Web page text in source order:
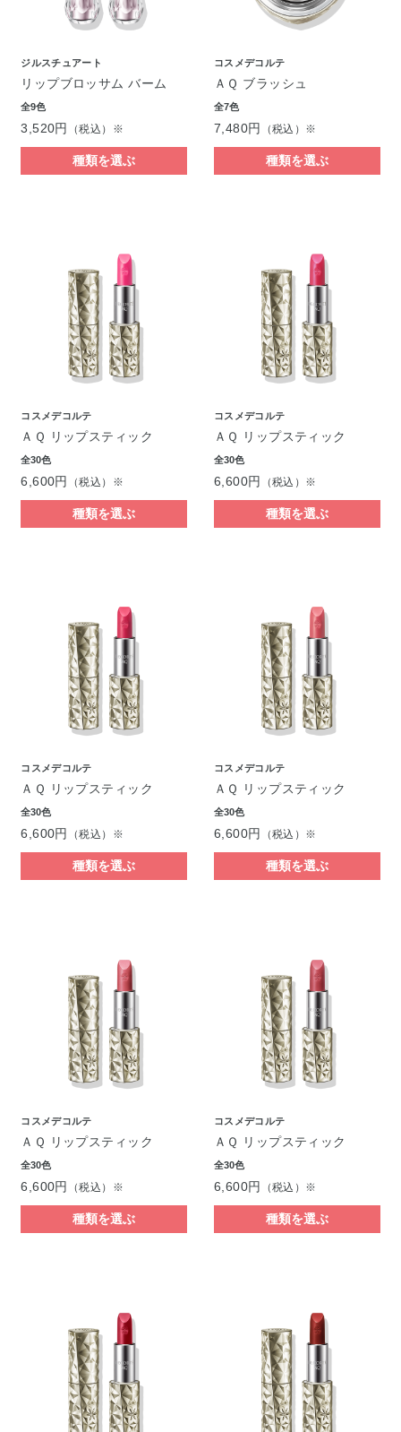
ジルスチュアート
リップブロッサム バーム
全9色
3,520円 （税込）※
種類を選ぶ
コスメデコルテ
ＡＱ ブラッシュ
全7色
7,480円 （税込）※
種類を選ぶ
コスメデコルテ
ＡＱ リップスティック
全30色
6,600円 （税込）※
種類を選ぶ
コスメデコルテ
ＡＱ リップスティック
全30色
6,600円 （税込）※
種類を選ぶ
コスメデコルテ
ＡＱ リップスティック
全30色
6,600円 （税込）※
種類を選ぶ
コスメデコルテ
ＡＱ リップスティック
全30色
6,600円 （税込）※
種類を選ぶ
コスメデコルテ
ＡＱ リップスティック
全30色
6,600円 （税込）※
種類を選ぶ
コスメデコルテ
ＡＱ リップスティック
全30色
6,600円 （税込）※
種類を選ぶ